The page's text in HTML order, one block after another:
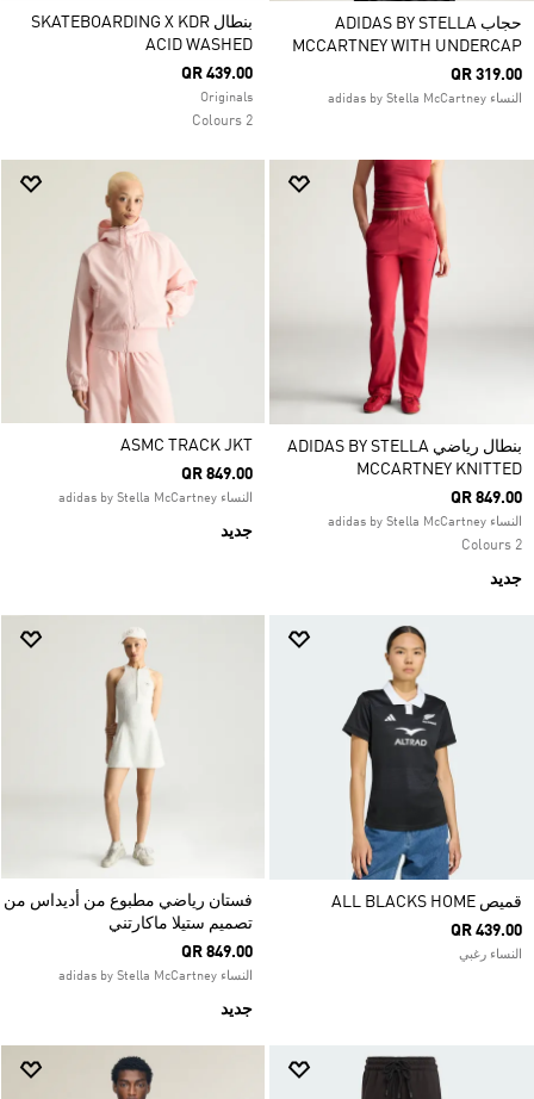
حجاب ADIDAS BY STELLA
MCCARTNEY WITH UNDERCAP
QR 319.00
النساء adidas by Stella McCartney
بنطال SKATEBOARDING X KDR
ACID WASHED
QR 439.00
Originals
2 Colours
بنطال رياضي ADIDAS BY STELLA
MCCARTNEY KNITTED
QR 849.00
النساء adidas by Stella McCartney
2 Colours
جديد
ASMC TRACK JKT
QR 849.00
النساء adidas by Stella McCartney
جديد
قميص ALL BLACKS HOME
QR 439.00
النساء رغبي
فستان رياضي مطبوع من أديداس من
تصميم ستيلا ماكارتني
QR 849.00
النساء adidas by Stella McCartney
جديد